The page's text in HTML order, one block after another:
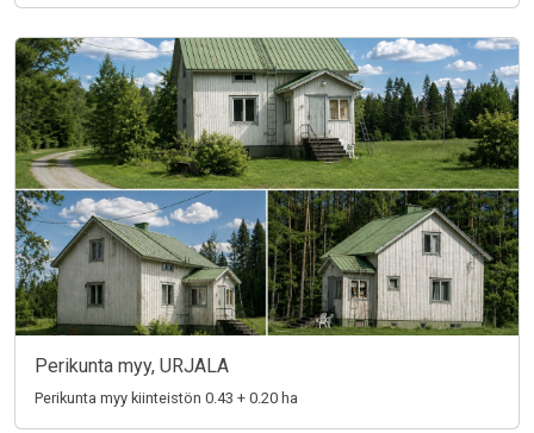
Perikunta myy, URJALA
Perikunta myy kiinteistön 0.43 + 0.20 ha